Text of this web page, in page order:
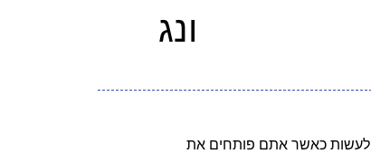
ונג
לעשות כאשר אתם פותחים את